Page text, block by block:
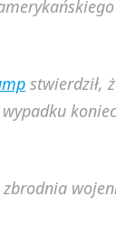
stwierdził,